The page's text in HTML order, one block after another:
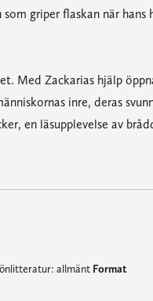
griper flaskan när hans
Med Zackarias hjälp
inre, deras
en läsupplevelse av
allmänt Format